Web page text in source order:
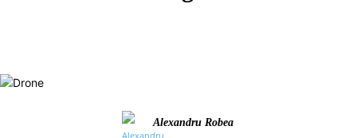
Alexandru Robea